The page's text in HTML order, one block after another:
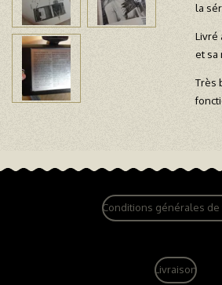
la
Livré
et sa
Très
Conditions générales
Livraison